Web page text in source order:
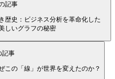
記事
歴史：ビジネス分析を革命化した
しいグラフの秘密
記事
この「線」が世界を変えたのか？